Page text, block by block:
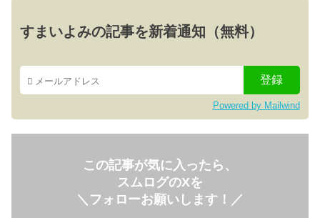
すまいよみの記事を新着通知（無料）
Powered by Mailwind
この記事が気に入ったら、
スムログのXを
＼フォローお願いします！／